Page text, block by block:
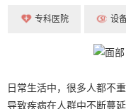
专科医院 设
日常生活中，很多人都不
导致疾病在人群中不断蔓